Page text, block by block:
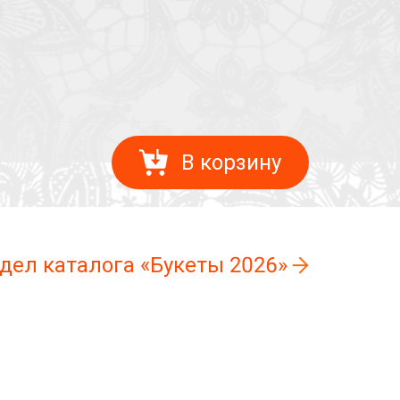
В корзину
каталога «Букеты 2026»